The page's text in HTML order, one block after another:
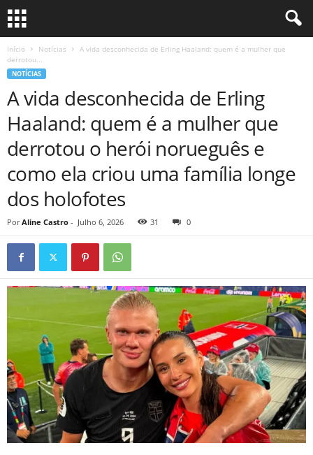
Início Notícias
A vida desconhecida de Erling Haaland: quem é a mulher que
derrotou...
NOTÍCIAS
A vida desconhecida de Erling
Haaland: quem é a mulher que
derrotou o herói norueguês e
como ela criou uma família longe
dos holofotes
Por Aline Castro - Julho 6, 2026 31 0